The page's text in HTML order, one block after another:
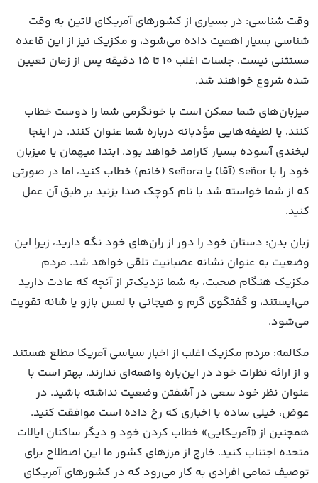
وقت شناسی: در بسیاری از کشورهای آمریکای لاتین به وقت
شناسی بسیار اهمیت داده می‌شود، و مکزیک نیز از این قاعده
مستثنی نیست. جلسات اغلب 10 تا 15 دقیقه پس از زمان تعیین
شده شروع خواهند شد.
میزبان‌های شما ممکن است با خونگرمی شما را دوست خطاب
کنند، یا لطیفه‌هایی مؤدبانه درباره شما عنوان کنند. در اینجا
لبخندی آسوده بسیار کارامد خواهد بود. ابتدا میهمان یا میزبان
خود را با Señor (آقا) یا Señora (خانم) خطاب کنید، اما در صورتی
که از شما خواسته شد با نام کوچک صدا بزنید بر طبق آن عمل
کنید.
زبان بدن: دستان خود را دور از ران‌های خود نگه دارید، زیرا این
وضعیت به عنوان نشانه عصبانیت تلقی خواهد شد. مردم
مکزیک هنگام صحبت، به شما نزدیک‌تر از آنچه که عادت دارید
می‌ایستند، و گفتگوی گرم و هیجانی با لمس بازو یا شانه تقویت
می‌شود.
مکالمه: مردم مکزیک اغلب از اخبار سیاسی آمریکا مطلع هستند
و از ارائه نظرات خود در این‌باره واهمه‌ای ندارند. بهتر است با
عنوان نظر خود سعی در آشفتن وضعیت نداشته باشید. در
عوض، خیلی ساده با اخباری که رخ داده است موافقت کنید.
همچنین از «آمریکایی» خطاب کردن خود و دیگر ساکنان ایالات
متحده اجتناب کنید. خارج از مرزهای کشور ما این اصطلاح برای
توصیف تمامی افرادی به کار می‌رود که در کشورهای آمریکای